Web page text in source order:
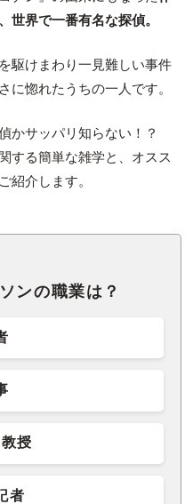
世界で一番有名な探偵。
駆けまわり一見難しい事件
に惚れたうちの一人です。
かサッパリ知らない！？
する簡単な雑学と、オスス
紹介します。
ンの職業は？
授
者